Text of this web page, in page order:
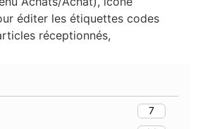
éditer les étiquettes codes
réceptionnés,
7